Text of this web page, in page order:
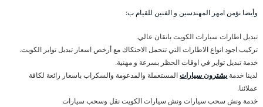
وأيضا نؤمن امهر المهندسين و الفنين للقيام ب:
تبديل اطارات سيارات الكويت باتقان عالي.
تركيب اجود انواع الاطارات التي تتحمل الاحتكاك مع أرخص اسعار تبديل تواير الكويت.
خدمة تبديل تواير في اوقات الحظر بسرعة و مهنية.
لدينا خدمةيشترون سياراتالمستعملة والمدعومة والسكراب باسعار رائعة لكافة
عملائنا.
خدمة ونش سحب سيارات ونش سيارات الكويت نقل وسحب سيارات